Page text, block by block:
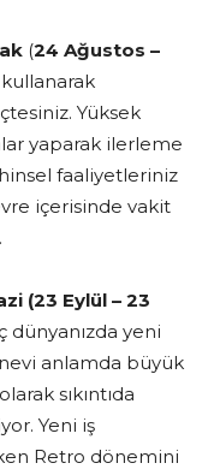
(24 Ağustos –
Yüksek
yaparak ilerleme
faaliyetleriniz
içerisinde vakit
(23 Eylül – 23
dünyanızda yeni
anlamda büyük
sıkıntıda
Yeni iş
Retro dönemini